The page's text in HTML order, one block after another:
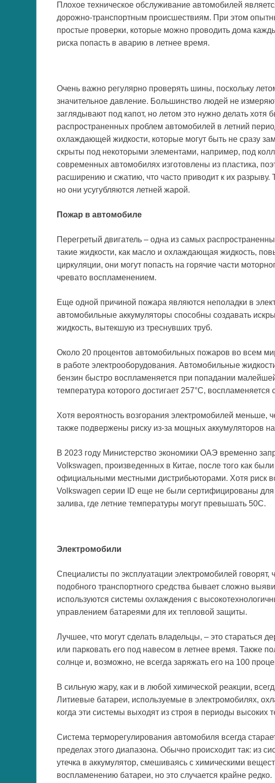
Плохое техническое обслуживание автомобилей
дорожно-транспортным происшествиям. При этом
простые проверки, которые можно проводить дома
риска попасть в аварию в летнее время.
Очень важно регулярно проверять шины, поскольку
значительное давление. Большинство людей не
заглядывают под капот, но летом это нужно делать
распространенных проблем автомобилей в летний
охлаждающей жидкости, которые могут быть не сразу
скрыты под некоторыми элементами, например, под
современных автомобилях изготовлены из пластика,
расширению и сжатию, что часто приводит к их разрыву.
но они усугубляются летней жарой.
Пожар в автомобиле
Перегретый двигатель – одна из самых
такие жидкости, как масло и охлаждающая жидкость,
циркуляции, они могут попасть на горячие части
чревато воспламенением.
Еще одной причиной пожара являются неполадки в
автомобильные аккумуляторы способны создавать
жидкость, вытекшую из треснувших труб.
Около 20 процентов автомобильных пожаров во всем
в работе электрооборудования. Автомобильные
бензин быстро воспламеняется при попадании
температура которого достигает 257°C, воспламеняется
Хотя вероятность возгорания электромобилей меньше,
также подвержены риску из-за мощных аккумуляторов на
В 2023 году Министерство экономики ОАЭ временно
Volkswagen, произведенных в Китае, после того как
официальными местными дистрибьюторами. Хотя риск
Volkswagen серии ID еще не были сертифицированы для
залива, где летние температуры могут превышать 50C.
Электромобили
Специалисты по эксплуатации электромобилей
подобного транспортного средства бывает сложно
используются системы охлаждения с
управлением батареями для их тепловой защиты.
Лучшее, что могут сделать владельцы, – это стараться
или парковать его под навесом в летнее время. Также
солнце и, возможно, не всегда заряжать его на 100
В сильную жару, как и в любой химической реакции,
Литиевые батареи, используемые в электромобилях,
когда эти системы выходят из строя в периоды высоких
Система терморегулирования автомобиля всегда
пределах этого диапазона. Обычно происходит так: из
утечка в аккумулятор, смешиваясь с химическими
воспламенению батареи, но это случается крайне редко.